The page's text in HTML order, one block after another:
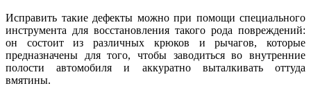
Исправить такие дефекты можно при помощи специального
инструмента для восстановления такого рода повреждений:
он состоит из различных крюков и рычагов, которые
предназначены для того, чтобы заводиться во внутренние
полости автомобиля и аккуратно выталкивать оттуда
вмятины.